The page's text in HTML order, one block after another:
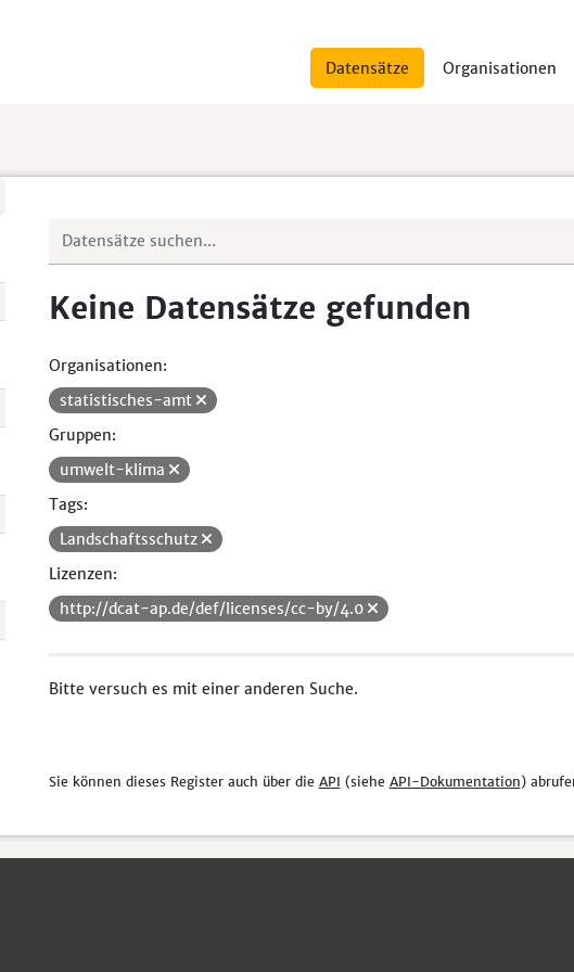
Datensätze Organisationen
Keine Datensätze gefunden
Organisationen:
statistisches-amt
Gruppen:
umwelt-klima
Tags:
Landschaftsschutz
Lizenzen:
http://dcat-ap.de/def/licenses/cc-by/4.0
Bitte versuch es mit einer anderen Suche.
Sie können dieses Register auch über die API (siehe API-Dokumentation)